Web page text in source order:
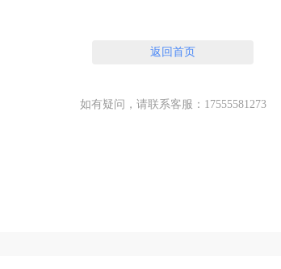
返回首页
如有疑问，请联系客服：17555581273